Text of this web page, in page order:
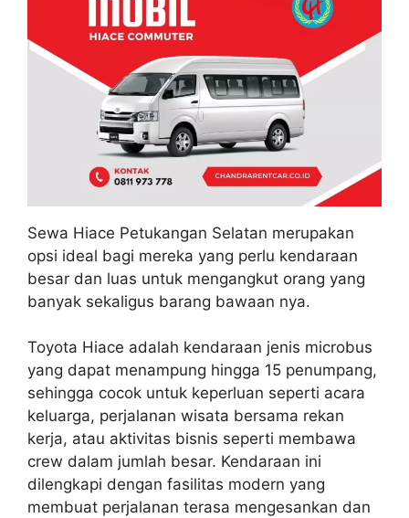
Sewa Hiace Petukangan Selatan merupakan
opsi ideal bagi mereka yang perlu kendaraan
besar dan luas untuk mengangkut orang yang
banyak sekaligus barang bawaan nya.
Toyota Hiace adalah kendaraan jenis microbus
yang dapat menampung hingga 15 penumpang,
sehingga cocok untuk keperluan seperti acara
keluarga, perjalanan wisata bersama rekan
kerja, atau aktivitas bisnis seperti membawa
crew dalam jumlah besar. Kendaraan ini
dilengkapi dengan fasilitas modern yang
membuat perjalanan terasa mengesankan dan